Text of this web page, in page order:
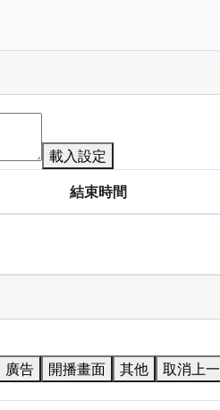
載入設定
結束時間
廣告 開播畫面 其他 取消上